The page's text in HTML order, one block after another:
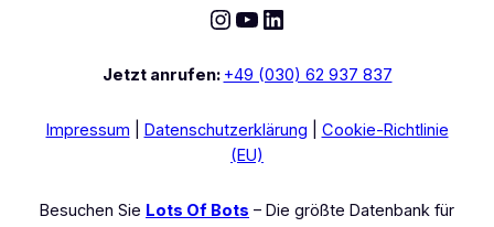
Instagram
YouTube
LinkedIn
Jetzt anrufen: +49 (030) 62 937 837
Impressum Datenschutzerklärung
Cookie-Richtlinie
(EU)
Besuchen Sie Lots Of Bots – Die größte Datenbank für